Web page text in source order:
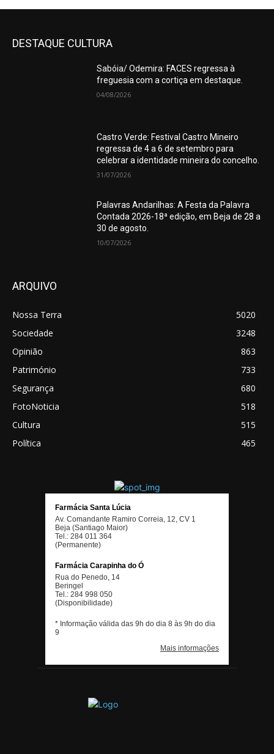
DESTAQUE CULTURA
Sabóia/ Odemira: FACES regressa à
freguesia com a cortiça em destaque.
04/08/2026
Castro Verde: Festival Castro Mineiro
regressa de 4 a 6 de setembro para
celebrar a identidade mineira do concelho.
31/07/2026
Palavras Andarilhas: A Festa da Palavra
Contada 2026-18ª edição, em Beja de 28 a
30 de agosto.
10/07/2026
ARQUIVO
Nossa Terra
5020
Sociedade
3248
Opinião
863
Património
733
Segurança
680
FotoNoticia
518
Cultura
515
Política
465